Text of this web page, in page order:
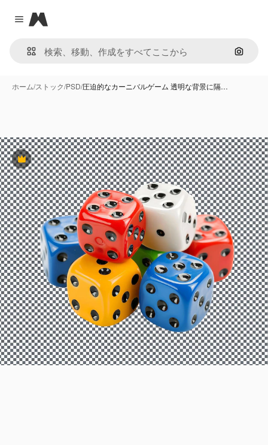
Close menu
Magnific
画像で
ホーム/ストック/PSD/圧迫的なカーニバルゲーム 透明な背景に隔…
Premium